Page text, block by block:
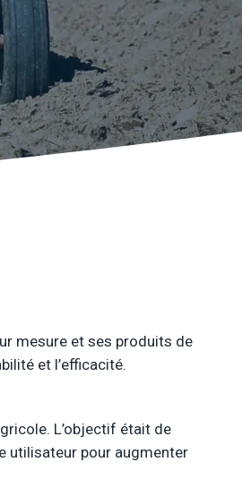
géolocalisées
pour
mesure et ses produits de
et l’efficacité.
L’objectif était de
utilisateur pour augmenter